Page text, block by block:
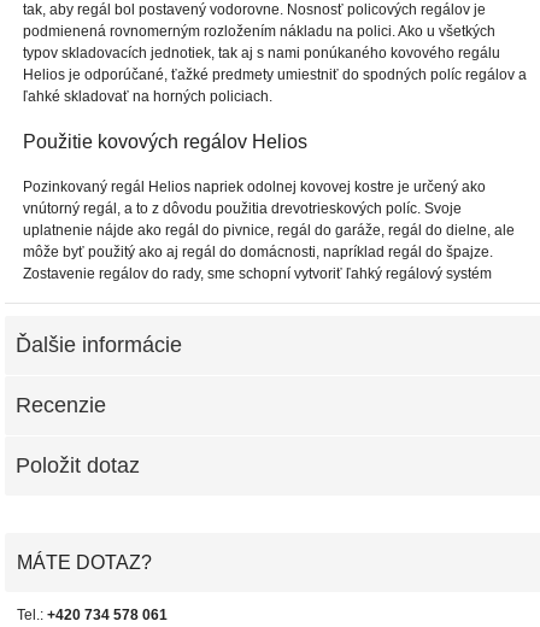
tak, aby regál bol postavený vodorovne. Nosnosť policových regálov je
podmienená rovnomerným rozložením nákladu na polici. Ako u všetkých
typov skladovacích jednotiek, tak aj s nami ponúkaného kovového regálu
Helios je odporúčané, ťažké predmety umiestniť do spodných políc regálov a
ľahké skladovať na horných policiach.
Použitie kovových regálov Helios
Pozinkovaný regál Helios napriek odolnej kovovej kostre je určený ako
vnútorný regál, a to z dôvodu použitia drevotrieskových políc. Svoje
uplatnenie nájde ako regál do pivnice, regál do garáže, regál do dielne, ale
môže byť použitý ako aj regál do domácnosti, napríklad regál do špajze.
Zostavenie regálov do rady, sme schopní vytvoriť ľahký regálový systém
Ďalšie informácie
Recenzie
Položit dotaz
MÁTE DOTAZ?
Tel.:+420 734 578 061